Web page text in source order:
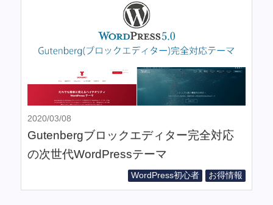
2020/03/08
Gutenbergブロックエディター完全対応
の次世代WordPressテーマ
WordPress初心者 お得情報